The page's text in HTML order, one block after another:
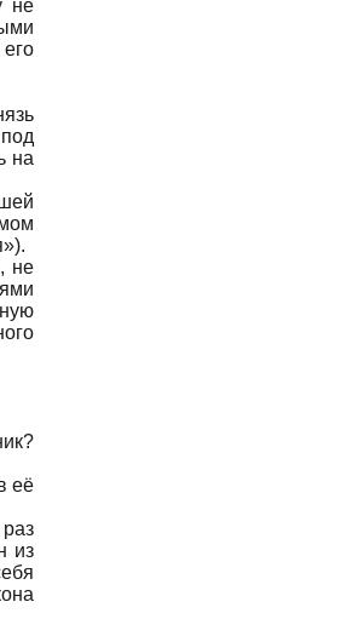
не
на
не
её
из